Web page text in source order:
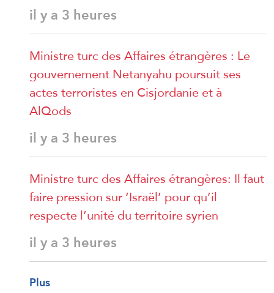
il y a 3 heures
Ministre turc des Affaires étrangères : Le
gouvernement Netanyahu poursuit ses
actes terroristes en Cisjordanie et à
AlQods
il y a 3 heures
Ministre turc des Affaires étrangères: Il faut
faire pression sur ‘Israël’ pour qu’il
respecte l’unité du territoire syrien
il y a 3 heures
Plus